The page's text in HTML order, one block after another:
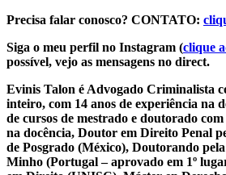
Precisa falar conosco? CONTATO:
Siga o meu perfil no Instagram (clique
possível, vejo as mensagens no direct.
Evinis Talon é Advogado Criminalista
inteiro, com 14 anos de experiência na
de cursos de mestrado e doutorado
na docência, Doutor em Direito Penal
de Posgrado (México), Doutorando
Minho (Portugal – aprovado em 1º